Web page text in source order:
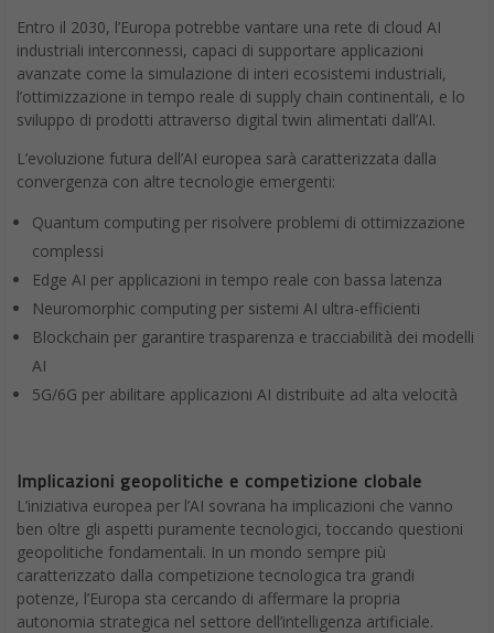
Entro il 2030, l’Europa potrebbe vantare una rete di cloud AI
industriali interconnessi, capaci di supportare applicazioni
avanzate come la simulazione di interi ecosistemi industriali,
l’ottimizzazione in tempo reale di supply chain continentali, e lo
sviluppo di prodotti attraverso digital twin alimentati dall’AI.
L’evoluzione futura dell’AI europea sarà caratterizzata dalla
convergenza con altre tecnologie emergenti:
Quantum computing per risolvere problemi di ottimizzazione
complessi
Edge AI per applicazioni in tempo reale con bassa latenza
Neuromorphic computing per sistemi AI ultra-efficienti
Blockchain per garantire trasparenza e tracciabilità dei modelli
AI
5G/6G per abilitare applicazioni AI distribuite ad alta velocità
Implicazioni geopolitiche e competizione clobale
L’iniziativa europea per l’AI sovrana ha implicazioni che vanno
ben oltre gli aspetti puramente tecnologici, toccando questioni
geopolitiche fondamentali. In un mondo sempre più
caratterizzato dalla competizione tecnologica tra grandi
potenze, l’Europa sta cercando di affermare la propria
autonomia strategica nel settore dell’intelligenza artificiale.